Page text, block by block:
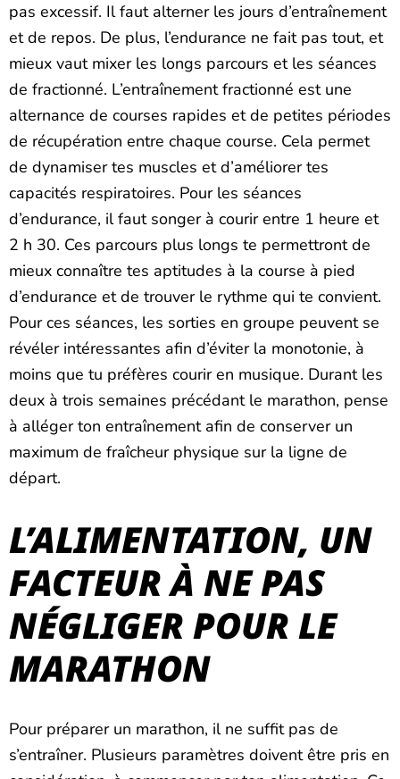
pas excessif. Il faut alterner les jours d’entraînement
et de repos. De plus, l’endurance ne fait pas tout, et
mieux vaut mixer les longs parcours et les séances
de fractionné. L’entraînement fractionné est une
alternance de courses rapides et de petites périodes
de récupération entre chaque course. Cela permet
de dynamiser tes muscles et d’améliorer tes
capacités respiratoires. Pour les séances
d’endurance, il faut songer à courir entre 1 heure et
2 h 30. Ces parcours plus longs te permettront de
mieux connaître tes aptitudes à la course à pied
d’endurance et de trouver le rythme qui te convient.
Pour ces séances, les sorties en groupe peuvent se
révéler intéressantes afin d’éviter la monotonie, à
moins que tu préfères courir en musique. Durant les
deux à trois semaines précédant le marathon, pense
à alléger ton entraînement afin de conserver un
maximum de fraîcheur physique sur la ligne de
départ.
L’ALIMENTATION, UN
FACTEUR À NE PAS
NÉGLIGER POUR LE
MARATHON
Pour préparer un marathon, il ne suffit pas de
s’entraîner. Plusieurs paramètres doivent être pris en